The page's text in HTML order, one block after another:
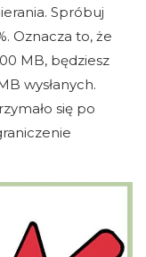
Spróbuj
Oznacza to, że
MB, będziesz
wysłanych.
się po